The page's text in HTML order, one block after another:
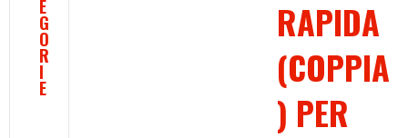
RAPIDA
(COPPIA
) PER
E
G
O
R
I
E